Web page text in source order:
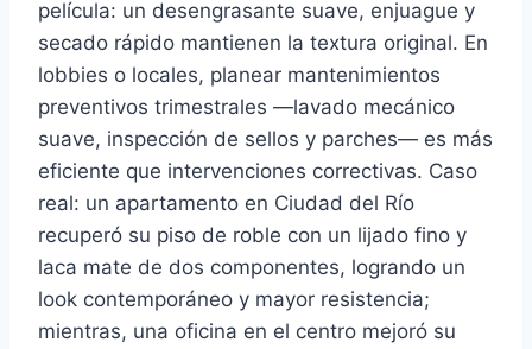
película: un desengrasante suave, enjuague y
secado rápido mantienen la textura original. En
lobbies o locales, planear mantenimientos
preventivos trimestrales —lavado mecánico
suave, inspección de sellos y parches— es más
eficiente que intervenciones correctivas. Caso
real: un apartamento en Ciudad del Río
recuperó su piso de roble con un lijado fino y
laca mate de dos componentes, logrando un
look contemporáneo y mayor resistencia;
mientras, una oficina en el centro mejoró su